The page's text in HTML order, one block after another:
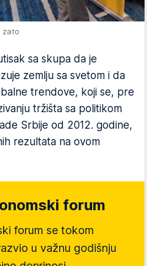
zato
sa skupa da je
zemlju sa svetom i da
trendove, koji se, pre
tržišta sa politikom
Srbije od 2012. godine,
rezultata na ovom
forum
forum se tokom
u važnu godišnju